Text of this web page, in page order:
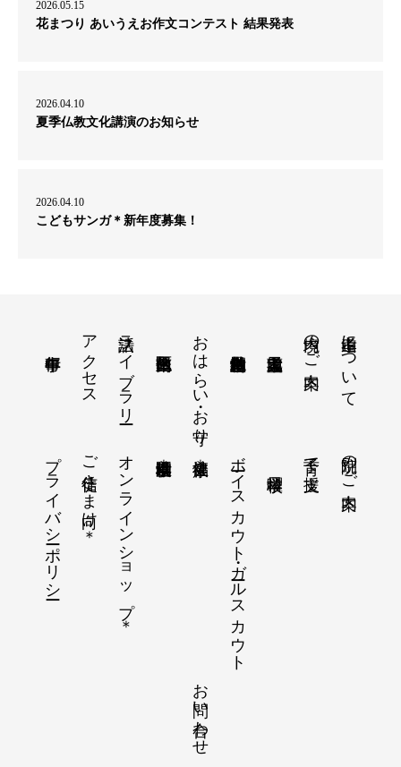
2026.05.15
花まつり あいうえお作文コンテスト 結果発表
2026.04.10
夏季仏教文化講演のお知らせ
2026.04.10
こどもサンガ＊新年度募集！
孝道山について
境内のご案内
おはらい・お守り
法話ライブラリー
アクセス
別院のご案内
子育て支援
ボーイスカウト・ガールスカウト
健康福祉＊
横浜孝道幼稚園＊
オンラインショップ＊
ご信徒さま向け＊
プライバシーポリシー
お問い合わせ